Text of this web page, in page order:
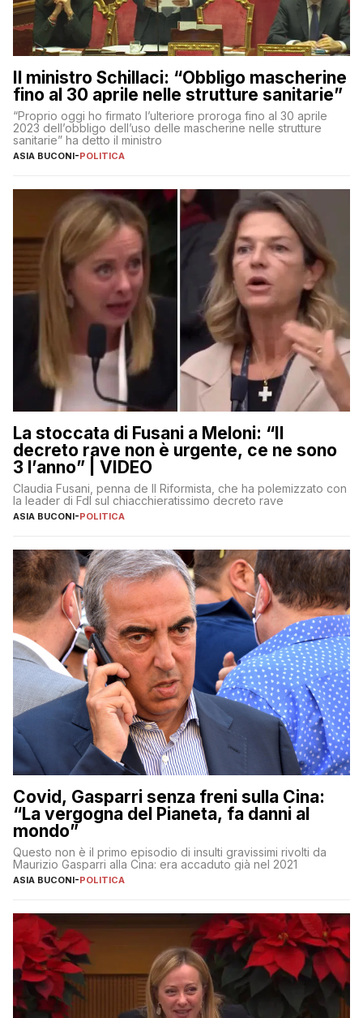
Il ministro Schillaci: “Obbligo mascherine
fino al 30 aprile nelle strutture sanitarie”
“Proprio oggi ho firmato l’ulteriore proroga fino al 30 aprile
2023 dell’obbligo dell’uso delle mascherine nelle strutture
sanitarie” ha detto il ministro
ASIA BUCONI-POLITICA
La stoccata di Fusani a Meloni: “Il
decreto rave non è urgente, ce ne sono
3 l’anno” | VIDEO
Claudia Fusani, penna de Il Riformista, che ha polemizzato con
la leader di FdI sul chiacchieratissimo decreto rave
ASIA BUCONI-POLITICA
Covid, Gasparri senza freni sulla Cina:
“La vergogna del Pianeta, fa danni al
mondo”
Questo non è il primo episodio di insulti gravissimi rivolti da
Maurizio Gasparri alla Cina: era accaduto già nel 2021
ASIA BUCONI-POLITICA